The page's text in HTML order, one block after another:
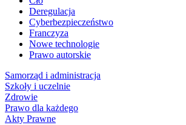
Deregulacja
Cyberbezpieczeństwo
Franczyza
Nowe technologie
Prawo autorskie
Samorząd i administracja
Szkoły i uczelnie
Zdrowie
Prawo dla każdego
Akty Prawne